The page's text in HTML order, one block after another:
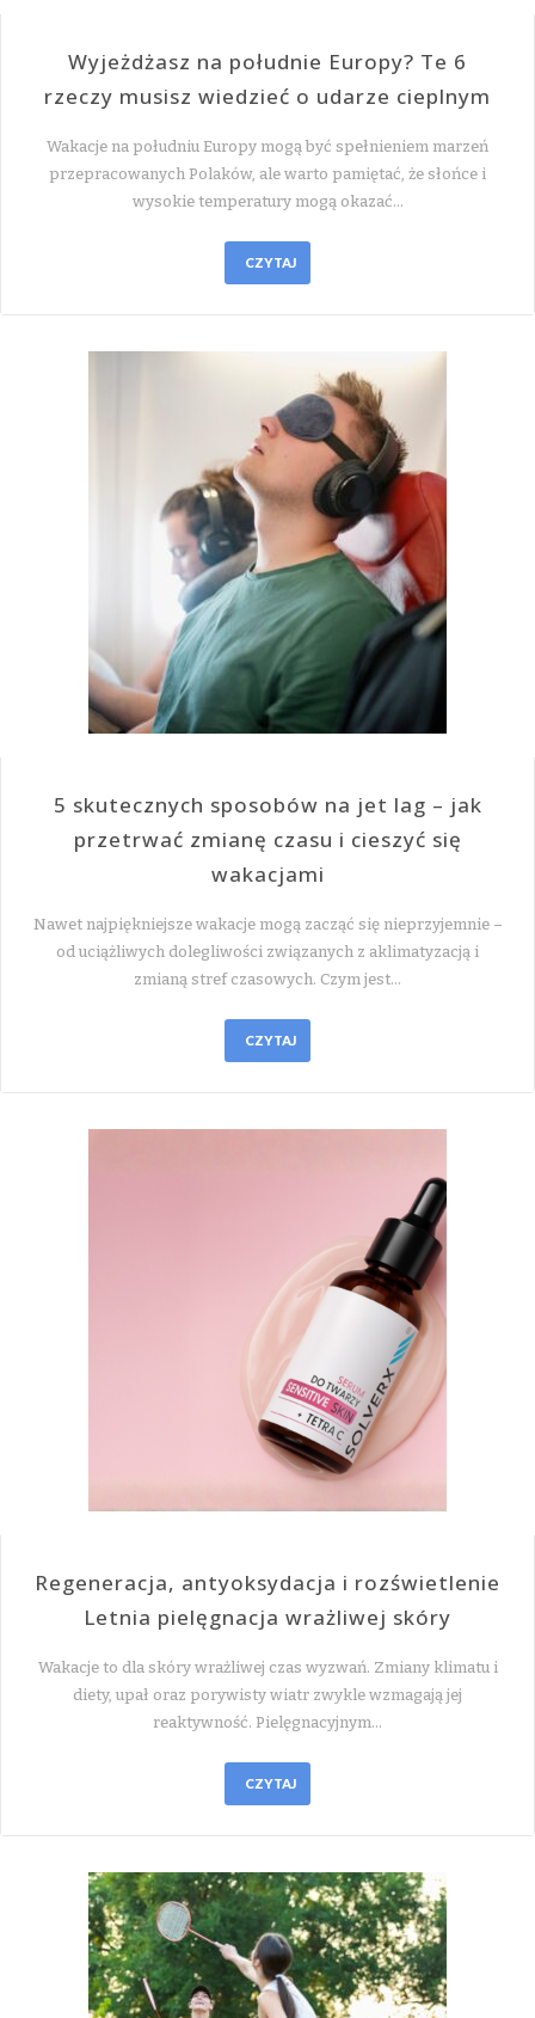
Wyjeżdżasz na południe Europy? Te 6
rzeczy musisz wiedzieć o udarze cieplnym
Wakacje na południu Europy mogą być spełnieniem marzeń
przepracowanych Polaków, ale warto pamiętać, że słońce i
wysokie temperatury mogą okazać…
CZYTAJ
5 skutecznych sposobów na jet lag – jak
przetrwać zmianę czasu i cieszyć się
wakacjami
Nawet najpiękniejsze wakacje mogą zacząć się nieprzyjemnie –
od uciążliwych dolegliwości związanych z aklimatyzacją i
zmianą stref czasowych. Czym jest…
CZYTAJ
Regeneracja, antyoksydacja i rozświetlenie
Letnia pielęgnacja wrażliwej skóry
Wakacje to dla skóry wrażliwej czas wyzwań. Zmiany klimatu i
diety, upał oraz porywisty wiatr zwykle wzmagają jej
reaktywność. Pielęgnacyjnym…
CZYTAJ